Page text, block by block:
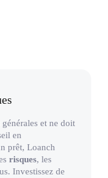
et ne doit
en
prêt, Loanch
risques, les
Investissez de